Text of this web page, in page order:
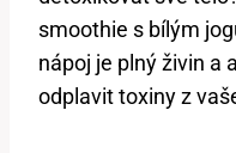
smoothie s bílým
nápoj je plný živin a
odplavit toxiny z